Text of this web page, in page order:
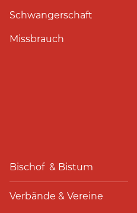
Schwangerschaft
Missbrauch
Bischof & Bistum
Verbände & Vereine